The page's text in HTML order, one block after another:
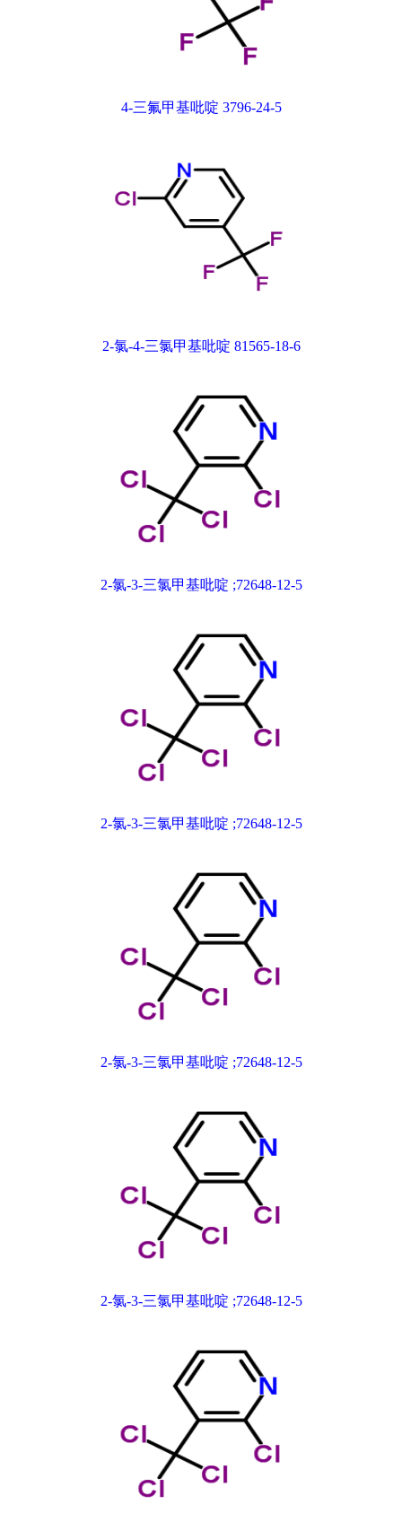
4-三氟甲基吡啶 3796-24-5
2-氯-4-三氯甲基吡啶 81565-18-6
2-氯-3-三氯甲基吡啶 ;72648-12-5
2-氯-3-三氯甲基吡啶 ;72648-12-5
2-氯-3-三氯甲基吡啶 ;72648-12-5
2-氯-3-三氯甲基吡啶 ;72648-12-5